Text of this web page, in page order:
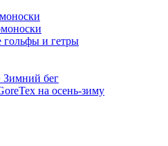
и гетры
бег
на осень-зиму